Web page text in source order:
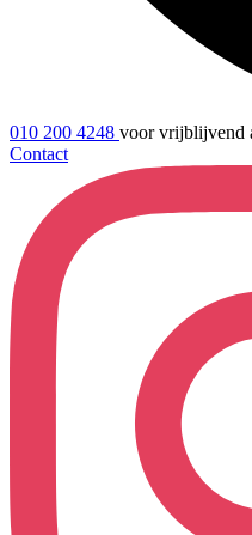
010 200 4248 voor vrijblijvend
Contact